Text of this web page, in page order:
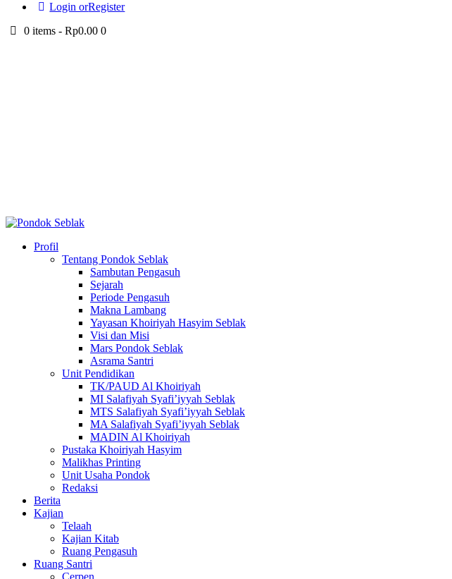
Login orRegister
0 items -Rp0.00 0
Profil
Tentang Pondok Seblak
Sambutan Pengasuh
Sejarah
Periode Pengasuh
Makna Lambang
Yayasan Khoiriyah Hasyim Seblak
Visi dan Misi
Mars Pondok Seblak
Asrama Santri
Unit Pendidikan
TK/PAUD Al Khoiriyah
MI Salafiyah Syafi’iyyah Seblak
MTS Salafiyah Syafi’iyyah Seblak
MA Salafiyah Syafi’iyyah Seblak
MADIN Al Khoiriyah
Pustaka Khoiriyah Hasyim
Malikhas Printing
Unit Usaha Pondok
Redaksi
Berita
Kajian
Telaah
Kajian Kitab
Ruang Pengasuh
Ruang Santri